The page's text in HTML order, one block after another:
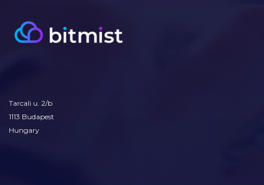
Tarcali u. 2/b
1113 Budapest
Hungary